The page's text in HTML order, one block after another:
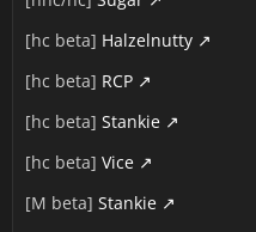
[hc beta] Halzelnutty
[hc beta] RCP
[hc beta] Stankie
[hc beta] Vice
[M beta] Stankie